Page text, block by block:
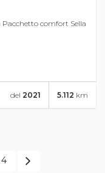
Pacchetto comfort Sella
5.112 km
del 2021
4